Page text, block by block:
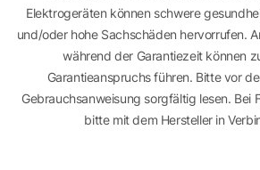
Elektrogeräten können schwere
und/oder hohe Sachschäden hervorrufen.
während der Garantiezeit können
Garantieanspruchs führen. Bitte vor
Gebrauchsanweisung sorgfältig lesen. Bei
bitte mit dem Hersteller in